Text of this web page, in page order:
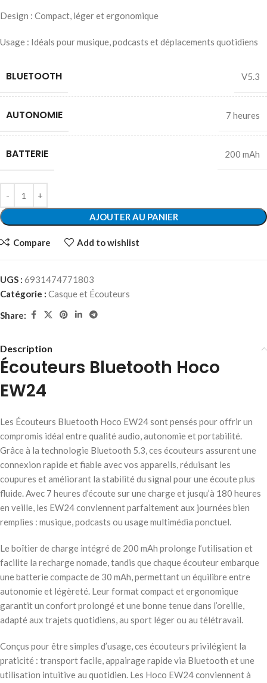
Design : Compact, léger et ergonomique
Usage : Idéals pour musique, podcasts et déplacements quotidiens
BLUETOOTH V5.3
AUTONOMIE 7 heures
BATTERIE 200 mAh
AJOUTER AU PANIER
Compare Add to wishlist
UGS : 6931474771803
Catégorie : Casque et Écouteurs
Share:
Description
Écouteurs Bluetooth Hoco
EW24
Les Écouteurs Bluetooth Hoco EW24 sont pensés pour offrir un
compromis idéal entre qualité audio, autonomie et portabilité.
Grâce à la technologie Bluetooth 5.3, ces écouteurs assurent une
connexion rapide et fiable avec vos appareils, réduisant les
coupures et améliorant la stabilité du signal pour une écoute plus
fluide. Avec 7 heures d’écoute sur une charge et jusqu’à 180 heures
en veille, les EW24 conviennent parfaitement aux journées bien
remplies : musique, podcasts ou usage multimédia ponctuel.
Le boîtier de charge intégré de 200 mAh prolonge l’utilisation et
facilite la recharge nomade, tandis que chaque écouteur embarque
une batterie compacte de 30 mAh, permettant un équilibre entre
autonomie et légèreté. Leur format compact et ergonomique
garantit un confort prolongé et une bonne tenue dans l’oreille,
adapté aux trajets quotidiens, au sport léger ou au télétravail.
Conçus pour être simples d’usage, ces écouteurs privilégient la
praticité : transport facile, appairage rapide via Bluetooth et une
utilisation intuitive au quotidien. Les Hoco EW24 conviennent à